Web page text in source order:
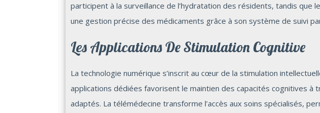
participent à la surveillance de l’hydratation des résidents, tandis que
une gestion précise des médicaments grâce à son système de suivi
Les Applications De Stimulation Cognitive
La technologie numérique s’inscrit au cœur de la stimulation
applications dédiées favorisent le maintien des capacités cognitives à
adaptés. La télémédecine transforme l’accès aux soins spécialisés,